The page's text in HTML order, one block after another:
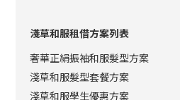
淺草和服租借方案列表
奢華正絹振袖和服髮型方案
淺草和服髮型套餐方案
淺草和服學生優惠方案